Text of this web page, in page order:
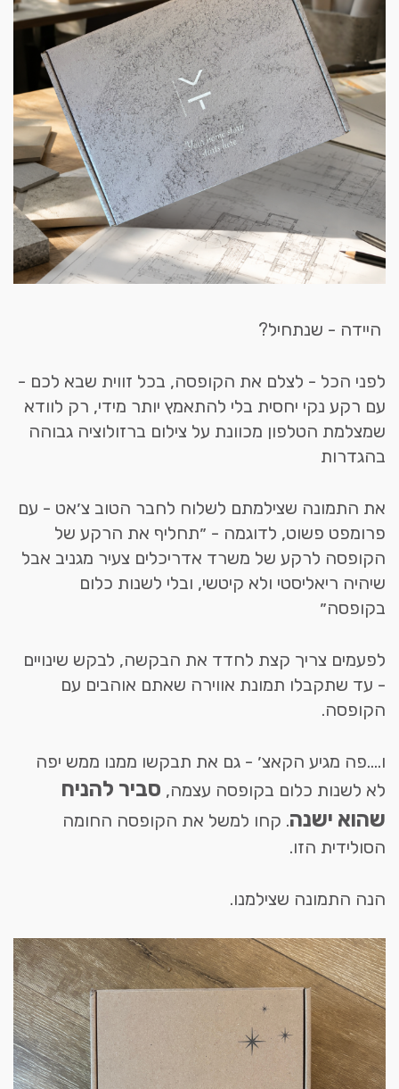
היידה - שנתחיל?
לפני הכל - לצלם את הקופסה, בכל זווית שבא לכם -
עם רקע נקי יחסית בלי להתאמץ יותר מידי, רק לוודא
שמצלמת הטלפון מכוונת על צילום ברזולוציה גבוהה
בהגדרות
את התמונה שצילמתם לשלוח לחבר הטוב צ׳אט - עם
פרומפט פשוט, לדוגמה - ״תחליף את הרקע של
הקופסה לרקע של משרד אדריכלים צעיר מגניב אבל
שיהיה ריאליסטי ולא קיטשי, ובלי לשנות כלום
בקופסה״
לפעמים צריך קצת לחדד את הבקשה, לבקש שינויים
- עד שתקבלו תמונת אווירה שאתם אוהבים עם
הקופסה.
ו....פה מגיע הקאצ׳ - גם את תבקשו ממנו ממש יפה
לא לשנות כלום בקופסה עצמה, סביר להניח
שהוא ישנה. קחו למשל את הקופסה החומה
הסולידית הזו.
הנה התמונה שצילמנו.